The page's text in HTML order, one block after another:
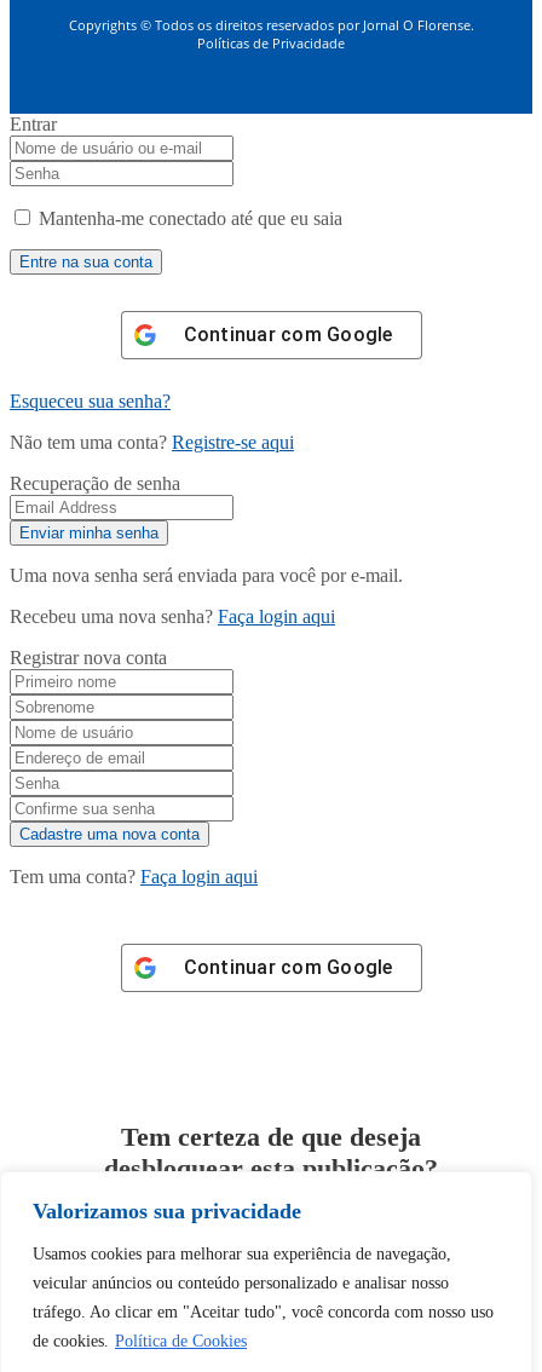
Valorizamos sua privacidade
Usamos cookies para melhorar sua experiência de navegação,
veicular anúncios ou conteúdo personalizado e analisar nosso
tráfego. Ao clicar em "Aceitar tudo", você concorda com nosso uso
de cookies. Política de Cookies
Copyrights © Todos os direitos reservados por Jornal O Florense.
Políticas de Privacidade
Entrar
Mantenha-me conectado até que eu saia
Continuar com Google
Esqueceu sua senha?
Não tem uma conta? Registre-se aqui
Recuperação de senha
Uma nova senha será enviada para você por e-mail.
Recebeu uma nova senha? Faça login aqui
Registrar nova conta
Tem uma conta? Faça login aqui
Continuar com Google
Tem certeza de que deseja
desbloquear esta publicação?
Sim Não